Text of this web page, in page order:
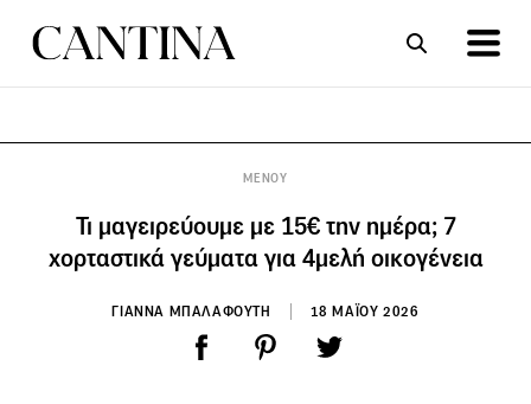
ΜΕΝΟΥ
Τι μαγειρεύουμε με 15€ την ημέρα; 7
χορταστικά γεύματα για 4μελή οικογένεια
ΓΙΑΝΝΑ ΜΠΑΛΑΦΟΥΤΗ 18 ΜΑΪΟΥ 2026